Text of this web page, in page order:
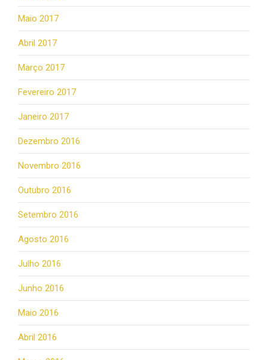
Maio 2017
Abril 2017
Março 2017
Fevereiro 2017
Janeiro 2017
Dezembro 2016
Novembro 2016
Outubro 2016
Setembro 2016
Agosto 2016
Julho 2016
Junho 2016
Maio 2016
Abril 2016